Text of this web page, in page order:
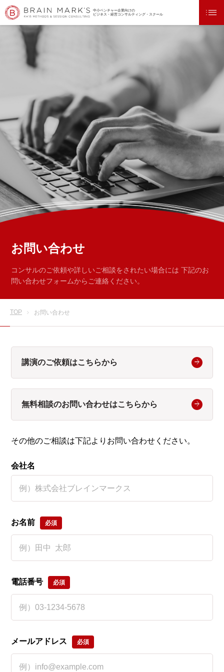
中小ベンチャー企業向けの
ビジネス・経営コンサルティング・スクール
お問い合わせ
コンサルのご依頼や詳しいご相談をされたい場合には 下記のお
問い合わせフォームからご連絡ください。
TOP お問い合わせ
講演のご依頼はこちらから
無料相談のお問い合わせはこちらから
その他のご相談は下記よりお問い合わせください。
会社名
お名前 必須
電話番号 必須
メールアドレス 必須